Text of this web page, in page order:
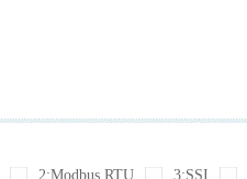
2:Modbus RTU 3:SSI